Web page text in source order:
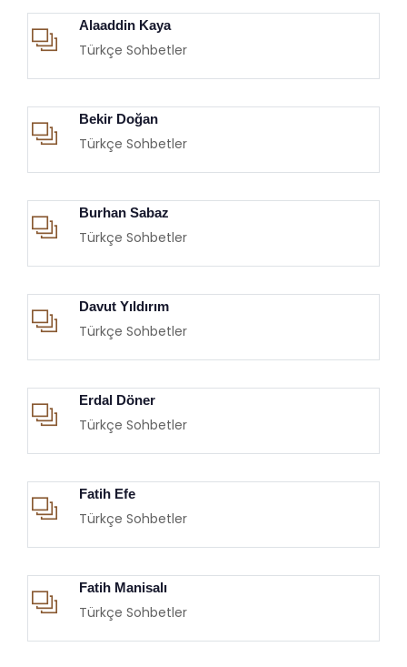
Alaaddin Kaya
Türkçe Sohbetler
Bekir Doğan
Türkçe Sohbetler
Burhan Sabaz
Türkçe Sohbetler
Davut Yıldırım
Türkçe Sohbetler
Erdal Döner
Türkçe Sohbetler
Fatih Efe
Türkçe Sohbetler
Fatih Manisalı
Türkçe Sohbetler